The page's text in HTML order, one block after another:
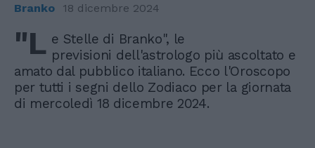
Branko 18 dicembre 2024
"L e Stelle di Branko", le
previsioni dell'astrologo più ascoltato e
amato dal pubblico italiano. Ecco l'Oroscopo
per tutti i segni dello Zodiaco per la giornata
di mercoledì 18 dicembre 2024.